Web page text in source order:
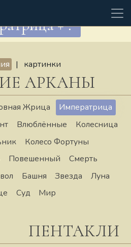
+ ?
| картинки
АРКАНЫ
Жрица
Императрица
Влюблённые
Колесница
Колесо Фортуны
Повешенный
Смерть
Башня Звезда
Луна
Суд Мир
ПЕНТАКЛИ